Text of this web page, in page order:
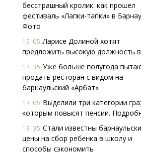
бесстрашный кролик: как прошел
фестиваль «Лапки-тапки» в
Фото
15:05 Ларисе Долиной хотят
предложить высокую должность в
14:35 Уже больше полугода
продать ресторан с видом на
барнаульский «Арбат»
14:05 Выделили три категории
которым повысят пенсии.
13:35 Стали известны
цены на сбор ребенка в школу и
способы сэкономить